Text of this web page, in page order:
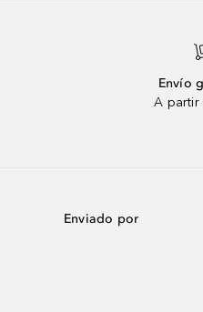
Envío
A partir
Enviado por